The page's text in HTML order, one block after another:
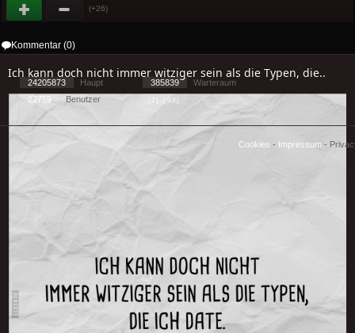
(+26)
Kommentar (0)
Ich kann doch nicht immer witziger sein als die Typen, die..
24205873 Haupt 385839
Warteraum
22759
Benutzer [ 2 ] - ( 3.4 )
Cookies - Impressum -